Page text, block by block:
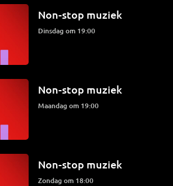
Non-stop muziek
dinsdag om 19:00
Non-stop muziek
maandag om 19:00
Non-stop muziek
zondag om 18:00